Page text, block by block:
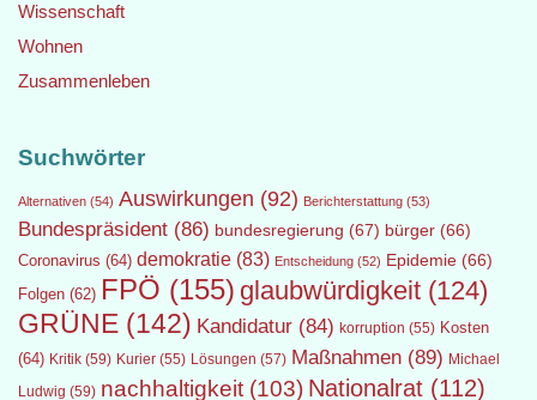
Wissenschaft
Wohnen
Zusammenleben
Suchwörter
Alternativen (54) Auswirkungen (92) Berichterstattung (53)
Bundespräsident (86) bundesregierung (67) bürger (66)
Coronavirus (64) demokratie (83) Entscheidung (52) Epidemie (66)
Folgen (62) FPÖ (155) glaubwürdigkeit (124)
GRÜNE (142) Kandidatur (84) korruption (55) Kosten
(64) Kritik (59) Kurier (55) Lösungen (57) Maßnahmen (89) Michael
Ludwig (59) nachhaltigkeit (103) Nationalrat (112)